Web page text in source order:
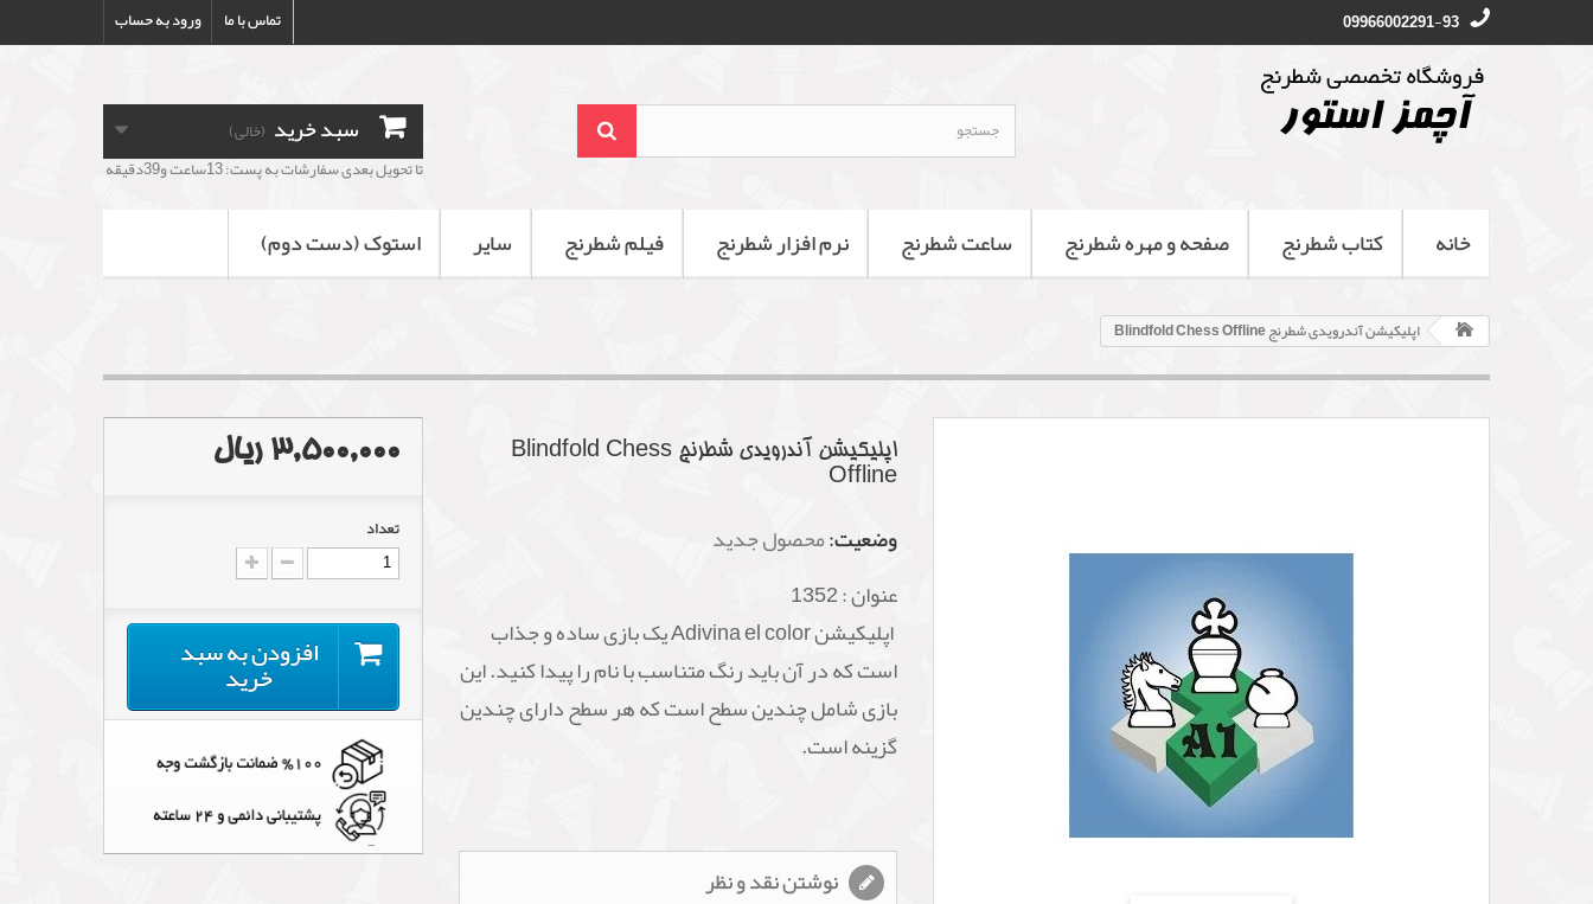
ورود به حساب تماس با ما 09966002291-93
سبد خرید (خالی)
تا تحویل بعدی سفارشات به پست: 13ساعت و39دقیقه
خانه کتاب شطرنج صفحه و مهره شطرنج ساعت شطرنج نرم افزار شطرنج فیلم شطرنج سایر استوک (دست دوم)
اپلیکیشن آندرویدی شطرنج Blindfold Chess Offline
اپلیکیشن آندرویدی شطرنج Blindfold Chess
Offline
وضعیت:محصول جدید
عنوان :1352
اپلیکیشن Adivina el color یک بازی ساده و جذاب
است که در آن باید رنگ متناسب با نام را پیدا کنید. این
بازی شامل چندین سطح است که هر سطح دارای چندین
گزینه است.
نوشتن نقد و نظر
3,500,000 ریال
تعداد
افزودن به سبد
خرید